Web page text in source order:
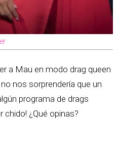
a Mau en modo drag queen
nos sorprendería que un
programa de drags
chido! ¿Qué opinas?